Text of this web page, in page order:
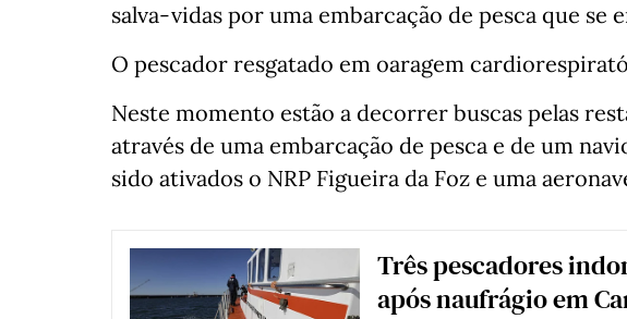
salva-vidas por uma embarcação de pesca que se
O pescador resgatado em oaragem
Neste momento estão a decorrer buscas pelas
através de uma embarcação de pesca e de um
sido ativados o NRP Figueira da Foz e uma
Três pescadores
após naufrágio em